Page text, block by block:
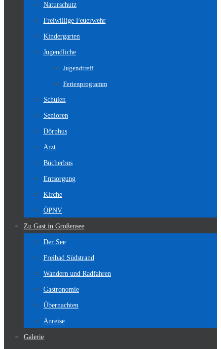
Naturschutz
Freiwillige Feuerwehr
Kindergarten
Jugendliche
Jugendtreff
Ferienprogramm
Schulen
Senioren
Dörphus
Arzt
Bücherbus
Entsorgung
Kirche
ÖPNV
Zu Gast in Großensee
Der See
Freibad Südstrand
Wandern und Radfahren
Gastronomie
Übernachten
Anreise
Galerie